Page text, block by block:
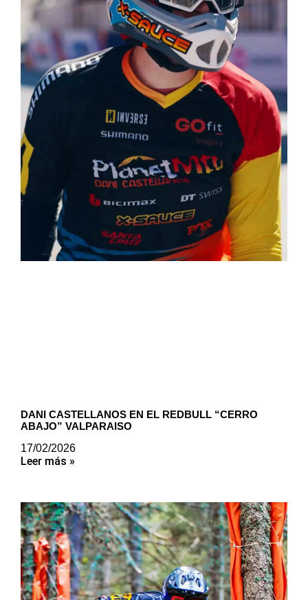
DANI CASTELLANOS EN EL REDBULL “CERRO
ABAJO” VALPARAISO
17/02/2026
Leer más »